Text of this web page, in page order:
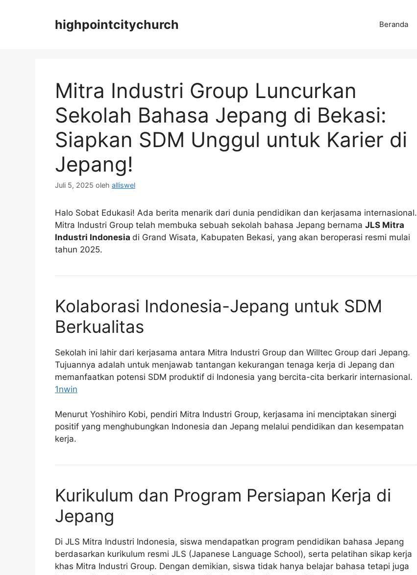
highpointcitychurch Beranda
Mitra Industri Group Luncurkan
Sekolah Bahasa Jepang di Bekasi:
Siapkan SDM Unggul untuk Karier di
Jepang!
Juli 5, 2025 oleh alliswel
Halo Sobat Edukasi! Ada berita menarik dari dunia pendidikan dan kerjasama internasional.
Mitra Industri Group telah membuka sebuah sekolah bahasa Jepang bernama JLS Mitra
Industri Indonesia di Grand Wisata, Kabupaten Bekasi, yang akan beroperasi resmi mulai
tahun 2025.
Kolaborasi Indonesia-Jepang untuk SDM
Berkualitas
Sekolah ini lahir dari kerjasama antara Mitra Industri Group dan Willtec Group dari Jepang.
Tujuannya adalah untuk menjawab tantangan kekurangan tenaga kerja di Jepang dan
memanfaatkan potensi SDM produktif di Indonesia yang bercita-cita berkarir internasional.
1nwin
Menurut Yoshihiro Kobi, pendiri Mitra Industri Group, kerjasama ini menciptakan sinergi
positif yang menghubungkan Indonesia dan Jepang melalui pendidikan dan kesempatan
kerja.
Kurikulum dan Program Persiapan Kerja di
Jepang
Di JLS Mitra Industri Indonesia, siswa mendapatkan program pendidikan bahasa Jepang
berdasarkan kurikulum resmi JLS (Japanese Language School), serta pelatihan sikap kerja
khas Mitra Industri Group. Dengan demikian, siswa tidak hanya belajar bahasa tetapi juga